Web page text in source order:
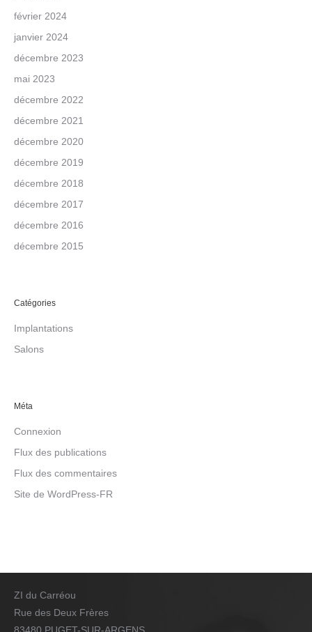
février 2024
janvier 2024
décembre 2023
mai 2023
décembre 2022
décembre 2021
décembre 2020
décembre 2019
décembre 2018
décembre 2017
décembre 2016
décembre 2015
Catégories
Implantations
Salons
Méta
Connexion
Flux des publications
Flux des commentaires
Site de WordPress-FR
ZI du Carréou
Rue des Deux Frères
83480 PUGET-SUR-ARGENS